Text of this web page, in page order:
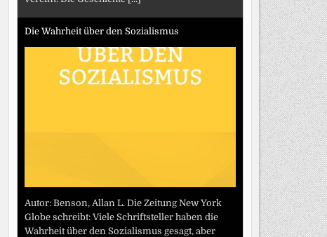
Die Wahrheit über den Sozialismus
Autor: Benson, Allan L. Die Zeitung New York
Globe schreibt: Viele Schriftsteller haben die
Wahrheit über den Sozialismus gesagt, aber